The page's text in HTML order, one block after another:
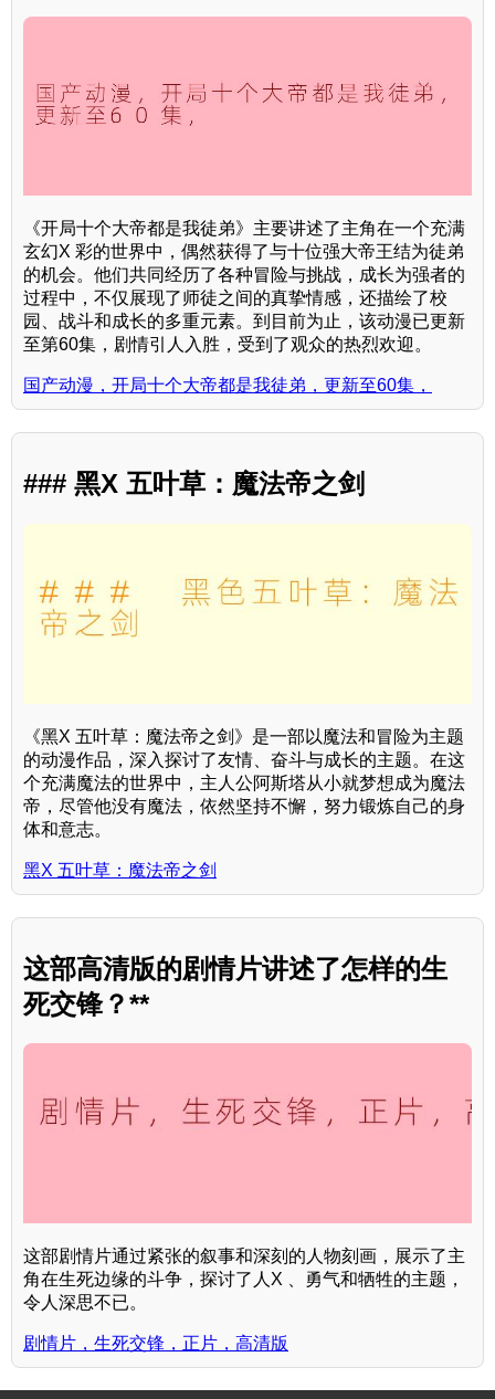
《开局十个大帝都是我徒弟》主要讲述了主角在一个充满
玄幻X 彩的世界中，偶然获得了与十位强大帝王结为徒弟
的机会。他们共同经历了各种冒险与挑战，成长为强者的
过程中，不仅展现了师徒之间的真挚情感，还描绘了校
园、战斗和成长的多重元素。到目前为止，该动漫已更新
至第60集，剧情引人入胜，受到了观众的热烈欢迎。
国产动漫，开局十个大帝都是我徒弟，更新至60集，
### 黑X 五叶草：魔法帝之剑
《黑X 五叶草：魔法帝之剑》是一部以魔法和冒险为主题
的动漫作品，深入探讨了友情、奋斗与成长的主题。在这
个充满魔法的世界中，主人公阿斯塔从小就梦想成为魔法
帝，尽管他没有魔法，依然坚持不懈，努力锻炼自己的身
体和意志。
黑X 五叶草：魔法帝之剑
这部高清版的剧情片讲述了怎样的生
死交锋？**
这部剧情片通过紧张的叙事和深刻的人物刻画，展示了主
角在生死边缘的斗争，探讨了人X 、勇气和牺牲的主题，
令人深思不已。
剧情片，生死交锋，正片，高清版